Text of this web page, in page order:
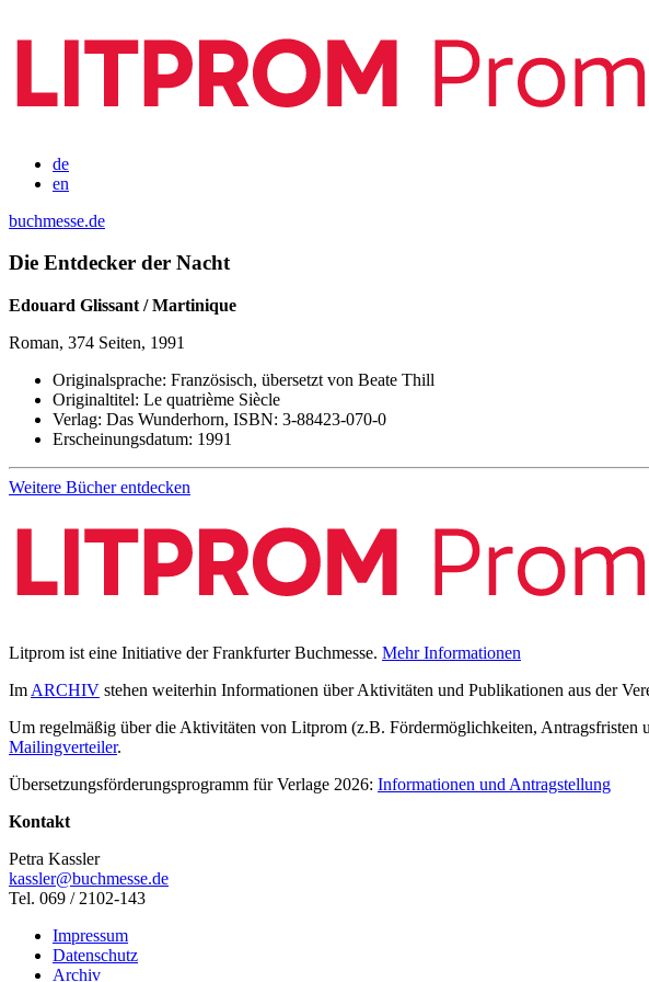
de
en
buchmesse.de
Die Entdecker der Nacht
Edouard Glissant / Martinique
Roman, 374 Seiten, 1991
Originalsprache: Französisch, übersetzt von Beate Thill
Originaltitel: Le quatrième Siècle
Verlag: Das Wunderhorn, ISBN: 3-88423-070-0
Erscheinungsdatum: 1991
Weitere Bücher entdecken
Litprom ist eine Initiative der Frankfurter Buchmesse. Mehr Informationen
Im ARCHIV stehen weiterhin Informationen über Aktivitäten und Publikationen aus der
Um regelmäßig über die Aktivitäten von Litprom (z.B. Fördermöglichkeiten, Antragsfristen
Mailingverteiler.
Übersetzungsförderungsprogramm für Verlage 2026: Informationen und Antragstellung
Kontakt
Petra Kassler
kassler@buchmesse.de
Tel. 069 / 2102-143
Impressum
Datenschutz
Archiv